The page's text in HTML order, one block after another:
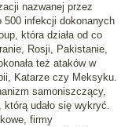
nazwanej przez
500 infekcji dokonanych
która działa od co
Rosji, Pakistanie,
też ataków w
Katarze czy Meksyku.
samoniszczący,
udało się wykryć.
firmy